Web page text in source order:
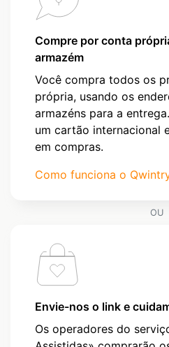
Compre por conta
armazém
Você compra todos os
própria, usando os
armazéns para a
um cartão internacional
em compras.
Como funciona o
OU
Envie-nos o link e
Os operadores do